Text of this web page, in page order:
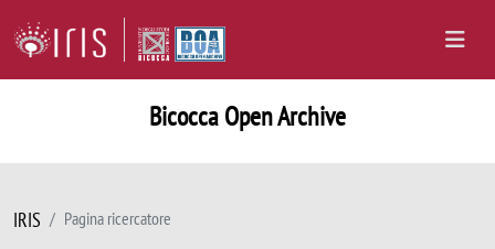
Bicocca Open Archive
IRIS Pagina ricercatore